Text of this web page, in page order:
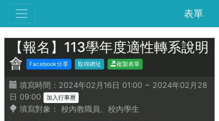
表單
【報名】113學年度適性轉系說明
會
Facebook分享 取得網址 複製表單
填寫時間：2024年02月16日 01:00 ~ 2024年02月28
日 09:00
加入行事曆
填寫對象： 校內教職員、校內學生